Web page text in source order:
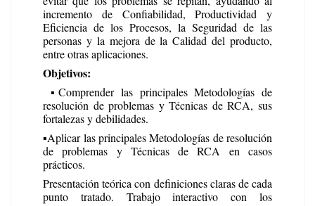
incremento de Confiabilidad, Productividad y
Eficiencia de los Procesos, la Seguridad de las
personas y la mejora de la Calidad del producto,
entre otras aplicaciones.
Objetivos:
▪️Comprender las principales Metodologías de
resolución de problemas y Técnicas de RCA, sus
fortalezas y debilidades.
▪️Aplicar las principales Metodologías de resolución
de problemas y Técnicas de RCA en casos
prácticos.
Presentación teórica con definiciones claras de cada
punto tratado. Trabajo interactivo con los